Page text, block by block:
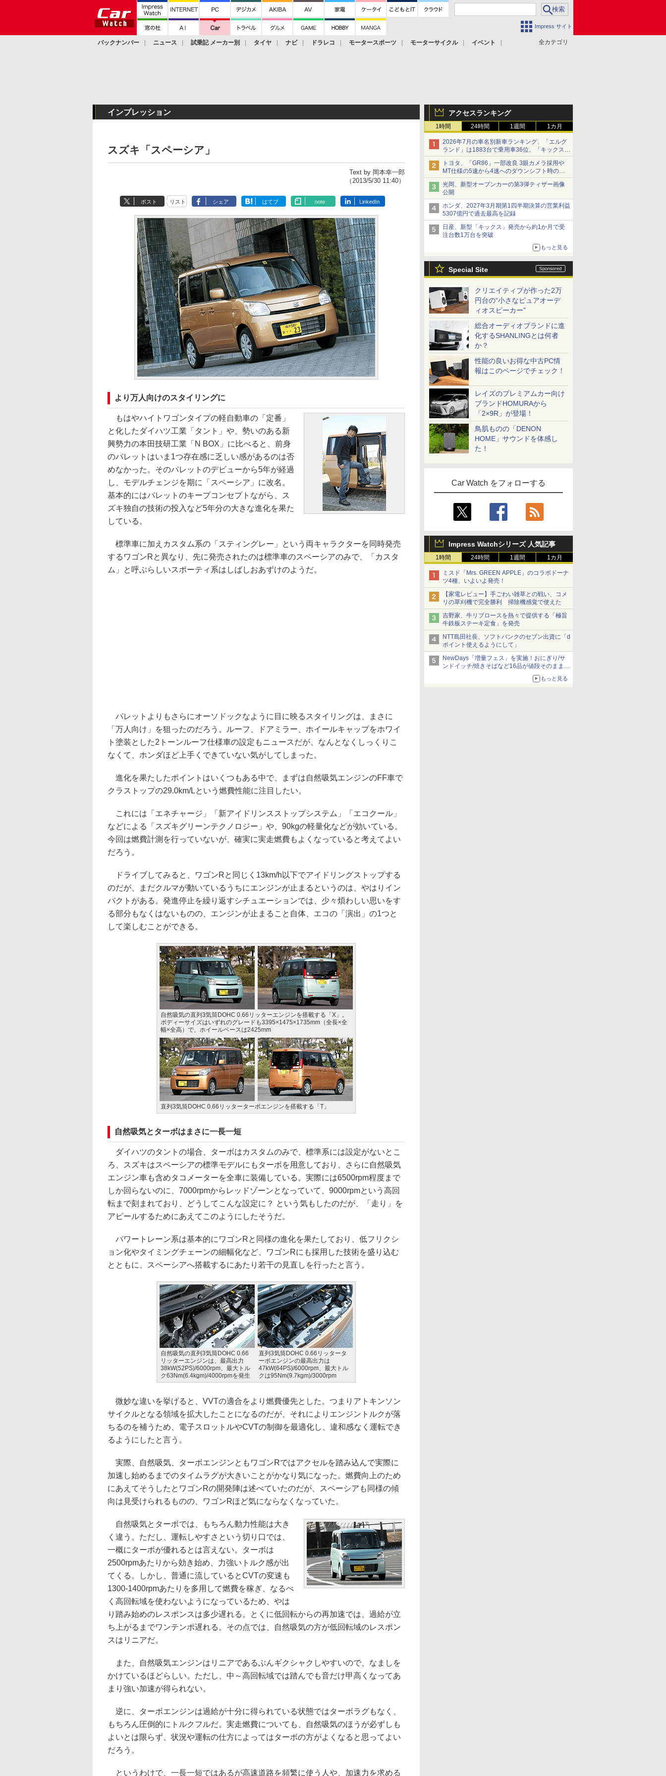
Impress サイト
全カテゴリ
バックナンバー ニュース 試乗記 メーカー別 タイヤ ナビ ドラレコ モータースポーツ モーターサイクル
イベント
アクセスランキング
1時間 24時間 1週間 1カ月
2026年7月の車名別新車ランキング、「エルグ
ランド」は1883台で乗用車36位、「キックス」
は2591台で27位に
トヨタ、「GR86」一部改良 3眼カメラ採用や
MT仕様の5速から4速へのダウンシフト時の操
作性向上など
光岡、新型オープンカーの第3弾ティザー画像
公開
ホンダ、2027年3月期第1四半期決算の営業利益
5307億円で過去最高を記録
日産、新型「キックス」発売から約1か月で受
注台数1万台を突破
もっと見る
Special Site
クリエイティブが作った2万
円台の“小さなピュアオーデ
ィオスピーカー”
総合オーディオブランドに進
化するSHANLINGとは何者
か？
性能の良いお得な中古PC情
報はこのページでチェック！
レイズのプレミアムカー向け
ブランドHOMURAから
「2×9R」が登場！
鳥肌ものの「DENON
HOME」サウンドを体感し
た！
Car Watch をフォローする
Impress Watchシリーズ 人気記事
1時間 24時間 1週間 1カ月
ミスド「Mrs. GREEN APPLE」のコラボドーナ
ツ4種、いよいよ発売！
【家電レビュー】手ごわい雑草との戦い、コメ
リの草刈機で完全勝利 掃除機感覚で使えた
吉野家、牛リブロースを熱々で提供する「極旨
牛鉄板ステーキ定食」を発売
NTT島田社長、ソフトバンクのセブン出資に「d
ポイント使えるようにして」
NewDays「増量フェス」を実施！おにぎり/サ
ンドイッチ/焼きそばなど16品が値段そのままで
もっと見る
インプレッション
スズキ「スペーシア」
Text by 岡本幸一郎
（2013/5/30 11:40）
ポスト リスト シェア はてブ note LinkedIn
より万人向けのスタイリングに
もはやハイトワゴンタイプの軽自動車の「定番」
と化したダイハツ工業「タント」や、勢いのある新
興勢力の本田技研工業「N BOX」に比べると、前身
のパレットはいま1つ存在感に乏しい感があるのは否
めなかった。そのパレットのデビューから5年が経過
し、モデルチェンジを期に「スペーシア」に改名。
基本的にはパレットのキープコンセプトながら、ス
ズキ独自の技術の投入など5年分の大きな進化を果た
している。
標準車に加えカスタム系の「スティングレー」という両キャラクターを同時発売
するワゴンRと異なり、先に発売されたのは標準車のスペーシアのみで、「カスタ
ム」と呼ぶらしいスポーティ系はしばしおあずけのようだ。
パレットよりもさらにオーソドックなように目に映るスタイリングは、まさに
「万人向け」を狙ったのだろう。ルーフ、ドアミラー、ホイールキャップをホワイ
ト塗装とした2トーンルーフ仕様車の設定もニュースだが、なんとなくしっくりこ
なくて、ホンダほど上手くできていない気がしてしまった。
進化を果たしたポイントはいくつもある中で、まずは自然吸気エンジンのFF車で
クラストップの29.0km/Lという燃費性能に注目したい。
これには「エネチャージ」「新アイドリンスストップシステム」「エコクール」
などによる「スズキグリーンテクノロジー」や、90kgの軽量化などが効いている。
今回は燃費計測を行っていないが、確実に実走燃費もよくなっていると考えてよい
だろう。
ドライブしてみると、ワゴンRと同じく13km/h以下でアイドリングストップする
のだが、まだクルマが動いているうちにエンジンが止まるというのは、やはりイン
パクトがある。発進停止を繰り返すシチュエーションでは、少々煩わしい思いをす
る部分もなくはないものの、エンジンが止まること自体、エコの「演出」の1つと
して楽しむことができる。
自然吸気の直列3気筒DOHC 0.66リッターエンジンを搭載する「X」。
ボディーサイズはいずれのグレードも3395×1475×1735mm（全長×全
幅×全高）で、ホイールベースは2425mm
直列3気筒DOHC 0.66リッターターボエンジンを搭載する「T」
自然吸気とターボはまさに一長一短
ダイハツのタントの場合、ターボはカスタムのみで、標準系には設定がないとこ
ろ、スズキはスペーシアの標準モデルにもターボを用意しており、さらに自然吸気
エンジン車も含めタコメーターを全車に装備している。実際には6500rpm程度まで
しか回らないのに、7000rpmからレッドゾーンとなっていて、9000rpmという高回
転まで刻まれており、どうしてこんな設定に？ という気もしたのだが、「走り」を
アピールするためにあえてこのようにしたそうだ。
パワートレーン系は基本的にワゴンRと同様の進化を果たしており、低フリクシ
ョン化やタイミングチェーンの細幅化など、ワゴンRにも採用した技術を盛り込む
とともに、スペーシアへ搭載するにあたり若干の見直しを行ったと言う。
自然吸気の直列3気筒DOHC 0.66
リッターエンジンは、最高出力
38kW(52PS)/6000rpm、最大トル
ク63Nm(6.4kgm)/4000rpmを発生
直列3気筒DOHC 0.66リッタータ
ーボエンジンの最高出力は
47kW(64PS)/6000rpm、最大トル
クは95Nm(9.7kgm)/3000rpm
微妙な違いを挙げると、VVTの適合をより燃費優先とした。つまりアトキンソン
サイクルとなる領域を拡大したことになるのだが、それによりエンジントルクが落
ちるのを補うため、電子スロットルやCVTの制御を最適化し、違和感なく運転でき
るようにしたと言う。
実際、自然吸気、ターボエンジンともワゴンRではアクセルを踏み込んで実際に
加速し始めるまでのタイムラグが大きいことがかなり気になった。燃費向上のため
にあえてそうしたとワゴンRの開発陣は述べていたのだが、スペーシアも同様の傾
向は見受けられるものの、ワゴンRほど気にならなくなっていた。
自然吸気とターボでは、もちろん動力性能は大き
く違う。ただし、運転しやすさという切り口では、
一概にターボが優れるとは言えない。ターボは
2500rpmあたりから効き始め、力強いトルク感が出
てくる。しかし、普通に流しているとCVTの変速も
1300-1400rpmあたりを多用して燃費を稼ぎ、なるべ
く高回転域を使わないようになっているため、やは
り踏み始めのレスポンスは多少遅れる。とくに低回転からの再加速では、過給が立
ち上がるまでワンテンポ遅れる。その点では、自然吸気の方が低回転域のレスポン
スはリニアだ。
また、自然吸気エンジンはリニアであるぶんギクシャクしやすいので、なましを
かけているほどらしい。ただし、中～高回転域では踏んでも音だけ甲高くなってあ
まり強い加速が得られない。
逆に、ターボエンジンは過給が十分に得られている状態ではターボラグもなく、
もちろん圧倒的にトルクフルだ。実走燃費についても、自然吸気のほうが必ずしも
よいとは限らず、状況や運転の仕方によってはターボの方がよくなると思ってよい
だろう。
というわけで、一長一短ではあるが高速道路を頻繁に使う人や、加速力を求める